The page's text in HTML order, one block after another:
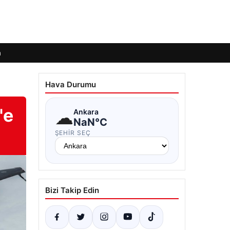
Hava Durumu
☁Ankara
NaN°C
ŞEHIR SEÇ
Bizi Takip Edin